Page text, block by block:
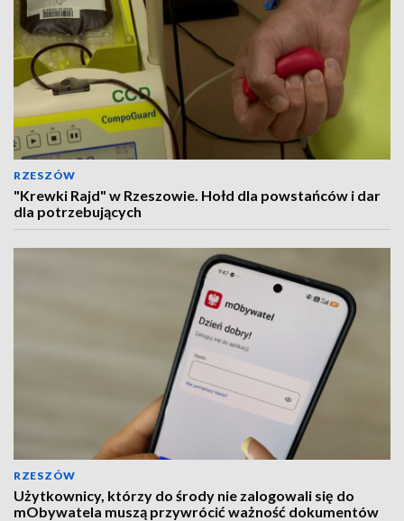
RZESZÓW
"Krewki Rajd" w Rzeszowie. Hołd dla powstańców i dar
dla potrzebujących
RZESZÓW
Użytkownicy, którzy do środy nie zalogowali się do
mObywatela muszą przywrócić ważność dokumentów